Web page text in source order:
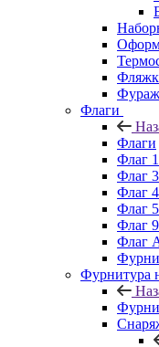
Флаги
Флаги
Флаг
Флаг
Флаг
Флаг
Флаг
Флаг
Фурнитура